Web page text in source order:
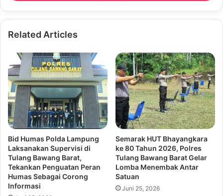
Related Articles
Bid Humas Polda Lampung
Laksanakan Supervisi di
Tulang Bawang Barat,
Tekankan Penguatan Peran
Humas Sebagai Corong
Informasi
Semarak HUT Bhayangkara
ke 80 Tahun 2026, Polres
Tulang Bawang Barat Gelar
Lomba Menembak Antar
Satuan
Juni 25, 2026